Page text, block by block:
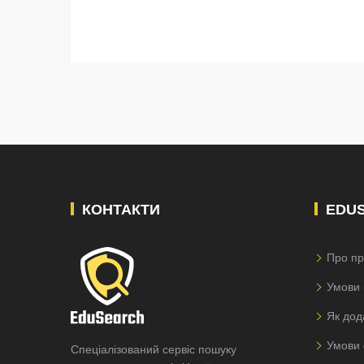
КОНТАКТИ
Спеціалізований сервіс пошуку
Про
Умови
Як
Умови